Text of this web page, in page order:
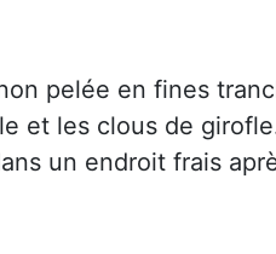
pelée en fines
et les clous de
un endroit frais